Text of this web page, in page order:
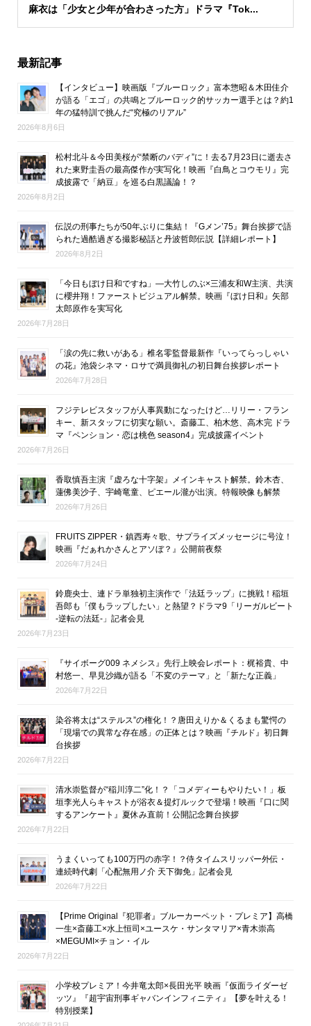
麻衣は「少女と少年が合わさった方」ドラマ『Tok...
最新記事
【インタビュー】映画版『ブルーロック』富本惣昭＆木田佳介
が語る「エゴ」の共鳴とブルーロック的サッカー選手とは？約1
年の猛特訓で挑んだ“究極のリアル”
2026年8月6日
松村北斗＆今田美桜が“禁断のバディ”に！去る7月23日に逝去さ
れた東野圭吾の最高傑作が実写化！映画『白鳥とコウモリ』完
成披露で「納豆」を巡る白黒議論！？
2026年8月2日
伝説の刑事たちが50年ぶりに集結！『Gメン’75』舞台挨拶で語
られた過酷過ぎる撮影秘話と丹波哲郎伝説【詳細レポート】
2026年8月2日
「今日もぼけ日和ですね」―大竹しのぶ×三浦友和W主演、共演
に櫻井翔！ファーストビジュアル解禁。映画『ぼけ日和』矢部
太郎原作を実写化
2026年7月28日
「涙の先に救いがある」椎名零監督最新作『いってらっしゃい
の花』池袋シネマ・ロサで満員御礼の初日舞台挨拶レポート
2026年7月28日
フジテレビスタッフが人事異動になったけど…リリー・フラン
キー、新スタッフに切実な願い。斎藤工、柏木悠、高木完 ドラ
マ『ペンション・恋は桃色 season4』完成披露イベント
2026年7月26日
香取慎吾主演『虚ろな十字架』メインキャスト解禁。鈴木杏、
蓮佛美沙子、宇崎竜童、ピエール瀧が出演。特報映像も解禁
2026年7月26日
FRUITS ZIPPER・鎮西寿々歌、サプライズメッセージに号泣！
映画『だぁれかさんとアソぼ？』公開前夜祭
2026年7月24日
鈴鹿央士、連ドラ単独初主演作で「法廷ラップ」に挑戦！稲垣
吾郎も「僕もラップしたい」と熱望？ドラマ9「リーガルビート
-逆転の法廷-」記者会見
2026年7月23日
『サイボーグ009 ネメシス』先行上映会レポート：梶裕貴、中
村悠一、早見沙織が語る「不変のテーマ」と「新たな正義」
2026年7月22日
染谷将太は“ステルス”の権化！？唐田えりか＆くるまも驚愕の
「現場での異常な存在感」の正体とは？映画『チルド』初日舞
台挨拶
2026年7月22日
清水崇監督が“稲川淳二”化！？「コメディーもやりたい！」板
垣李光人らキャストが浴衣＆提灯ルックで登場！映画『口に関
するアンケート』夏休み直前！公開記念舞台挨拶
2026年7月22日
うまくいっても100万円の赤字！？侍タイムスリッパー外伝・
連続時代劇「心配無用ノ介 天下御免」記者会見
2026年7月22日
【Prime Original『犯罪者』ブルーカーペット・プレミア】高橋
一生×斎藤工×水上恒司×ユースケ・サンタマリア×青木崇高
×MEGUMI×チョン・イル
2026年7月22日
小学校プレミア！今井竜太郎×長田光平 映画『仮面ライダーゼ
ッツ』『超宇宙刑事ギャバンインフィニティ』【夢を叶える！
特別授業】